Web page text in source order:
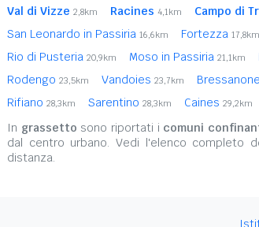
Val di Vizze 2,8km Racines 4,1km Campo di
San Leonardo in Passiria 16,6km Fortezza 17,8km
Rio di Pusteria 20,9km Moso in Passiria 21,1km
Rodengo 23,5km Vandoies 23,7km Bressanone
Rifiano 28,3km Sarentino 28,3km Caines 29,2km
In grassetto sono riportati i comuni
dal centro urbano. Vedi l'elenco completo
distanza.